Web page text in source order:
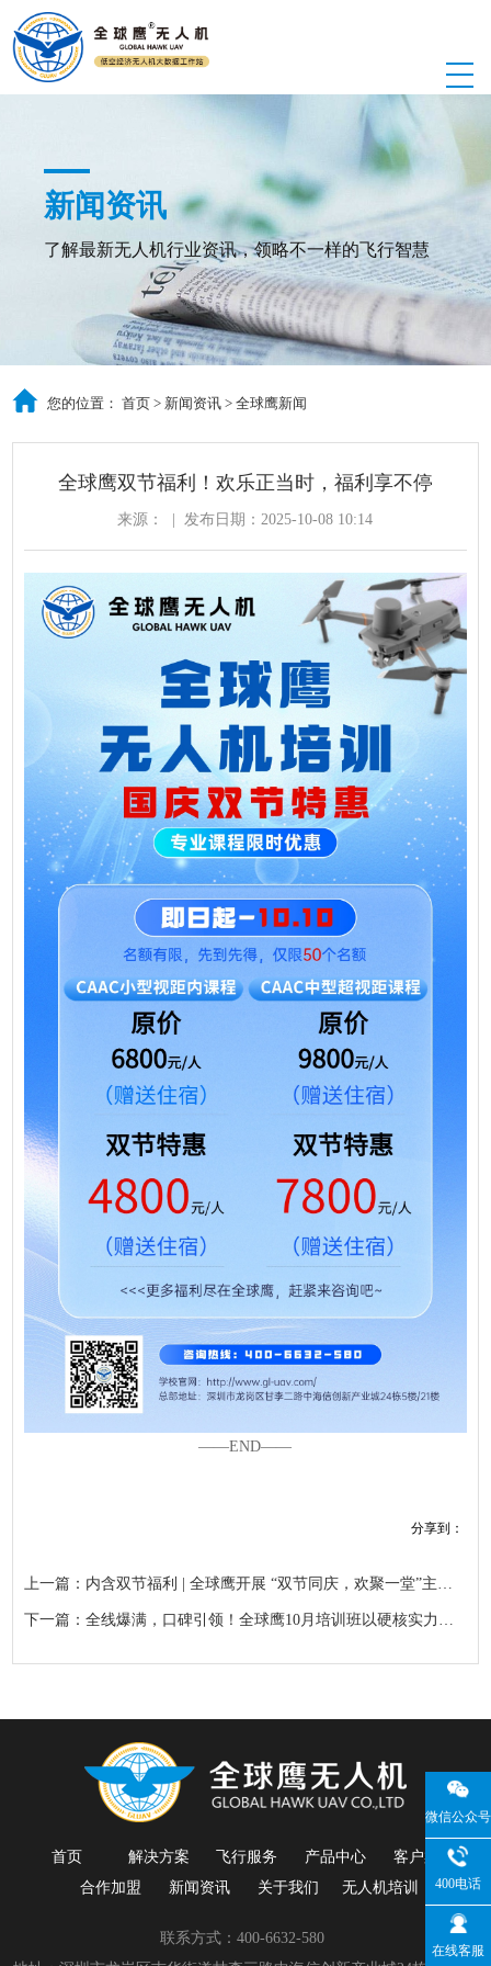
新闻资讯
了解最新无人机行业资讯，领略不一样的飞行智慧
您的位置：首页 > 新闻资讯 >全球鹰新闻
全球鹰双节福利！欢乐正当时，福利享不停
来源： 发布日期：2025-10-08 10:14
——END——
分享到：
微信公众号
400电话
在线客服
首页 解决方案 飞行服务 产品中心
客户案例
合作加盟
新闻资讯 关于我们 无人机培训
联系方式：400-6632-580